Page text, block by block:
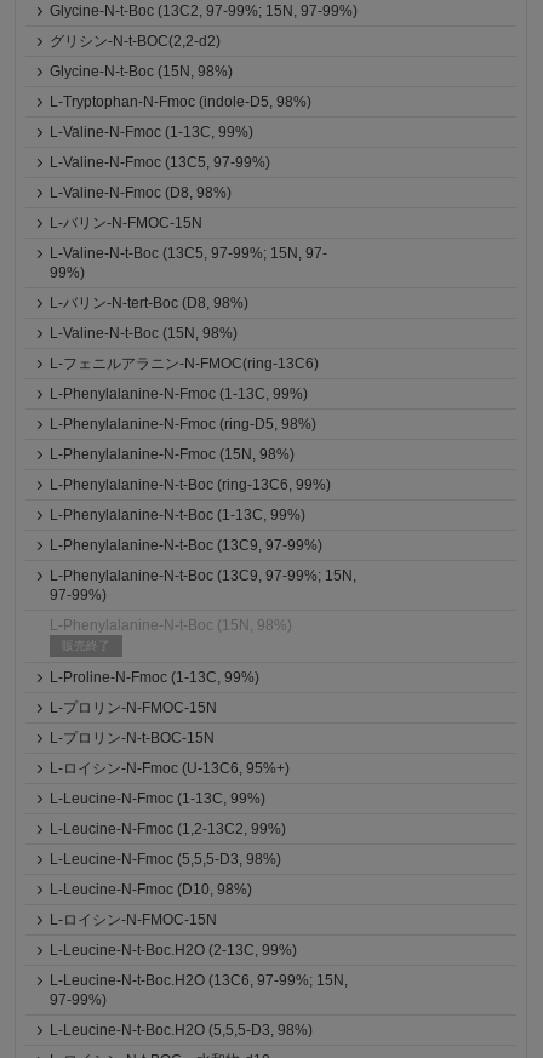
Glycine-N-t-Boc (13C2, 97-99%; 15N, 97-99%)
グリシン-N-t-BOC(2,2-d2)
Glycine-N-t-Boc (15N, 98%)
L-Tryptophan-N-Fmoc (indole-D5, 98%)
L-Valine-N-Fmoc (1-13C, 99%)
L-Valine-N-Fmoc (13C5, 97-99%)
L-Valine-N-Fmoc (D8, 98%)
L-バリン-N-FMOC-15N
L-Valine-N-t-Boc (13C5, 97-99%; 15N, 97-
99%)
L-バリン-N-tert-Boc (D8, 98%)
L-Valine-N-t-Boc (15N, 98%)
L-フェニルアラニン-N-FMOC(ring-13C6)
L-Phenylalanine-N-Fmoc (1-13C, 99%)
L-Phenylalanine-N-Fmoc (ring-D5, 98%)
L-Phenylalanine-N-Fmoc (15N, 98%)
L-Phenylalanine-N-t-Boc (ring-13C6, 99%)
L-Phenylalanine-N-t-Boc (1-13C, 99%)
L-Phenylalanine-N-t-Boc (13C9, 97-99%)
L-Phenylalanine-N-t-Boc (13C9, 97-99%; 15N,
97-99%)
L-Phenylalanine-N-t-Boc (15N, 98%)
販売終了
L-Proline-N-Fmoc (1-13C, 99%)
L-プロリン-N-FMOC-15N
L-プロリン-N-t-BOC-15N
L-ロイシン-N-Fmoc (U-13C6, 95%+)
L-Leucine-N-Fmoc (1-13C, 99%)
L-Leucine-N-Fmoc (1,2-13C2, 99%)
L-Leucine-N-Fmoc (5,5,5-D3, 98%)
L-Leucine-N-Fmoc (D10, 98%)
L-ロイシン-N-FMOC-15N
L-Leucine-N-t-Boc.H2O (2-13C, 99%)
L-Leucine-N-t-Boc.H2O (13C6, 97-99%; 15N,
97-99%)
L-Leucine-N-t-Boc.H2O (5,5,5-D3, 98%)